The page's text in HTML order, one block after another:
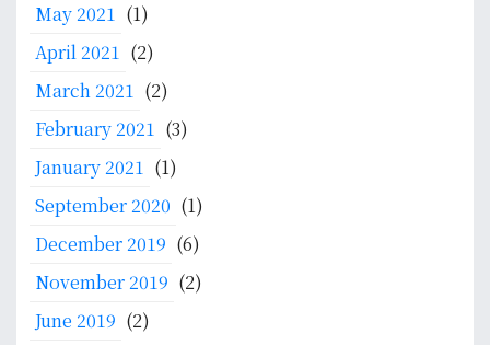
May 2021 (1)
April 2021 (2)
March 2021 (2)
February 2021 (3)
January 2021 (1)
September 2020 (1)
December 2019 (6)
November 2019 (2)
June 2019 (2)